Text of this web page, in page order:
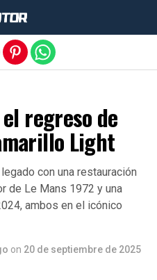
regreso de
Light
con una restauración
de Le Mans 1972 y una
ambos en el icónico
on 20 de septiembre de 2025
móvil